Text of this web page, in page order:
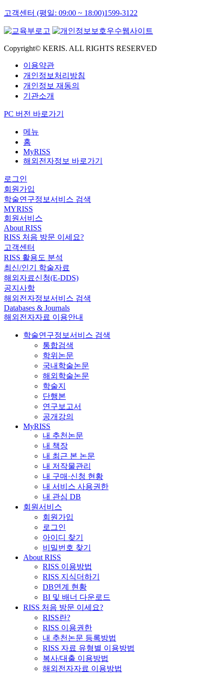
고객센터 (평일: 09:00 ~ 18:00)1599-3122
Copyright© KERIS. ALL RIGHTS RESERVED
이용약관
개인정보처리방침
개인정보 재동의
기관소개
PC 버전 바로가기
메뉴
홈
MyRISS
해외전자정보 바로가기
로그인
회원가입
학술연구정보서비스 검색
MYRISS
회원서비스
About RISS
RISS 처음 방문 이세요?
고객센터
RISS 활용도 분석
최신/인기 학술자료
해외자료신청(E-DDS)
공지사항
해외전자정보서비스 검색
Databases & Journals
해외전자자료 이용안내
학술연구정보서비스 검색
통합검색
학위논문
국내학술논문
해외학술논문
학술지
단행본
연구보고서
공개강의
MyRISS
내 추천논문
내 책장
내 최근 본 논문
내 저작물관리
내 구매·신청 현황
내 서비스 사용권한
내 관심 DB
회원서비스
회원가입
로그인
아이디 찾기
비밀번호 찾기
About RISS
RISS 이용방법
RISS 지식더하기
DB연계 현황
BI 및 배너 다운로드
RISS 처음 방문 이세요?
RISS란?
RISS 이용권한
내 추천논문 등록방법
RISS 자료 유형별 이용방법
복사/대출 이용방법
해외전자자료 이용방법